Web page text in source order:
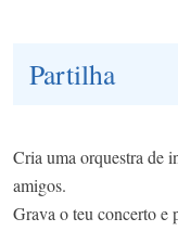
Partilha
Cria uma orquestra de
amigos.
Grava o teu concerto e